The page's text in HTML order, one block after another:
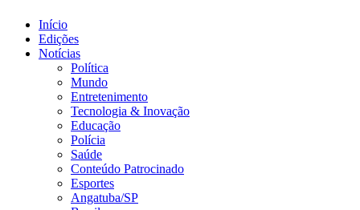
Início
Edições
Notícias
Política
Mundo
Entretenimento
Tecnologia & Inovação
Educação
Polícia
Saúde
Conteúdo Patrocinado
Esportes
Angatuba/SP